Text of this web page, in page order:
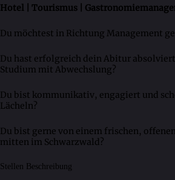
Hotel | Tourismus |
Du möchtest in Richtung Management
Du hast erfolgreich dein Abitur
Studium mit Abwechslung?
Du bist kommunikativ, engagiert und
Lächeln?
Du bist gerne von einem frischen,
mitten im Schwarzwald?
Stellen Beschreibung